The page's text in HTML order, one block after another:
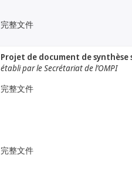
完整文件
Projet de document de
établi par le Secrétariat de l’OMPI
完整文件
完整文件